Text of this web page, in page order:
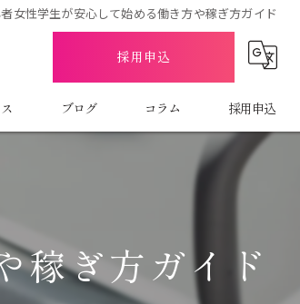
女性学生が安心して始める働き方や稼ぎ方ガイド
採用申込
ブログ コラム 採用申込
稼ぎ方ガイド